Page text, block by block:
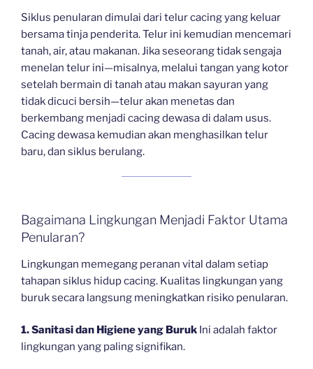
Siklus penularan dimulai dari telur cacing yang keluar
bersama tinja penderita. Telur ini kemudian mencemari
tanah, air, atau makanan. Jika seseorang tidak sengaja
menelan telur ini—misalnya, melalui tangan yang kotor
setelah bermain di tanah atau makan sayuran yang
tidak dicuci bersih—telur akan menetas dan
berkembang menjadi cacing dewasa di dalam usus.
Cacing dewasa kemudian akan menghasilkan telur
baru, dan siklus berulang.
Bagaimana Lingkungan Menjadi Faktor Utama
Penularan?
Lingkungan memegang peranan vital dalam setiap
tahapan siklus hidup cacing. Kualitas lingkungan yang
buruk secara langsung meningkatkan risiko penularan.
1. Sanitasi dan Higiene yang Buruk Ini adalah faktor
lingkungan yang paling signifikan.